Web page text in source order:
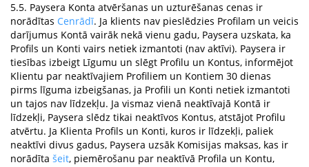
5.5. Paysera Konta atvēršanas un uzturēšanas cenas ir
norādītas Cenrādī. Ja klients nav pieslēdzies Profilam un veicis
darījumus Kontā vairāk nekā vienu gadu, Paysera uzskata, ka
Profils un Konti vairs netiek izmantoti (nav aktīvi). Paysera ir
tiesības izbeigt Līgumu un slēgt Profilu un Kontus, informējot
Klientu par neaktīvajiem Profiliem un Kontiem 30 dienas
pirms līguma izbeigšanas, ja Profili un Konti netiek izmantoti
un tajos nav līdzekļu. Ja vismaz vienā neaktīvajā Kontā ir
līdzekļi, Paysera slēdz tikai neaktīvos Kontus, atstājot Profilu
atvērtu. Ja Klienta Profils un Konti, kuros ir līdzekļi, paliek
neaktīvi divus gadus, Paysera uzsāk Komisijas maksas, kas ir
norādīta šeit, piemērošanu par neaktīvā Profila un Kontu,